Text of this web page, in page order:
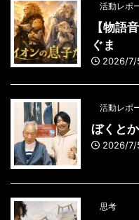
活動レポ
【物語
ぐま
2026/7/
活動レポ
ぼくと
2026/7/
思考